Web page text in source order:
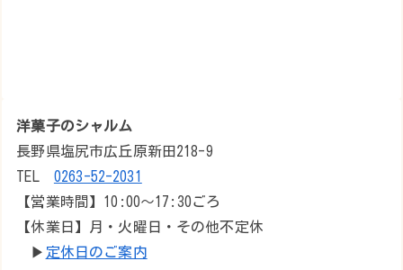
洋菓子のシャルム
長野県塩尻市広丘原新田218-9
TEL 0263-52-2031
【営業時間】10:00～17:30ごろ
【休業日】月・火曜日・その他不定休
▶︎ 定休日のご案内